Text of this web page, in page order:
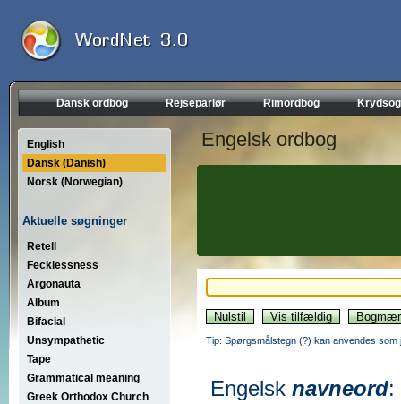
Dansk ordbog Rejseparlør Rimordbog
English
Dansk (Danish)
Norsk (Norwegian)
Aktuelle søgninger
Retell
Fecklessness
Argonauta
Album
Bifacial
Unsympathetic
Tape
Grammatical meaning
Greek Orthodox Church
Engelsk ordbog
Tip: Spørgsmålstegn (?) kan anvendes
Engelsk navneord: